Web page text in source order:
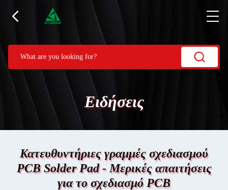
Ειδήσεις
Κατευθυντήριες γραμμές σχεδιασμού
PCB Solder Pad - Μερικές απαιτήσεις
για το σχεδιασμό PCB